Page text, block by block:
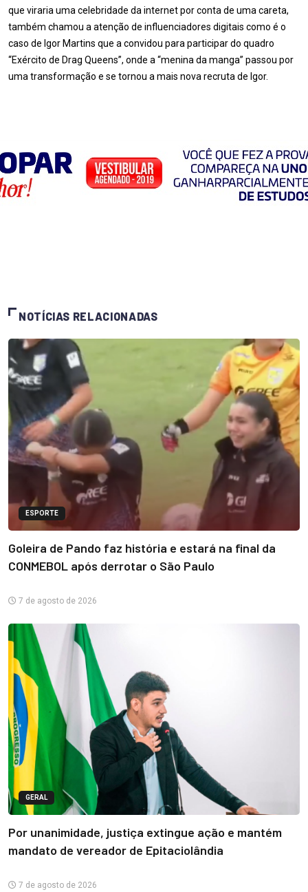
que viraria uma celebridade da internet por conta de uma careta,
também chamou a atenção de influenciadores digitais como é o
caso de Igor Martins que a convidou para participar do quadro
“Exército de Drag Queens”, onde a “menina da manga” passou por
uma transformação e se tornou a mais nova recruta de Igor.
NOTÍCIAS RELACIONADAS
ESPORTE
Goleira de Pando faz história e estará na final da
CONMEBOL após derrotar o São Paulo
7 de agosto de 2026
GERAL
Por unanimidade, justiça extingue ação e mantém
mandato de vereador de Epitaciolândia
7 de agosto de 2026